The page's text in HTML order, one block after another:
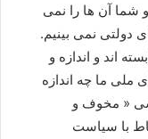
آن ها را نمی
دولتی نمی بینیم.
اند و اندازه و
ملی ما چه اندازه
« مخوف و
با سیاست